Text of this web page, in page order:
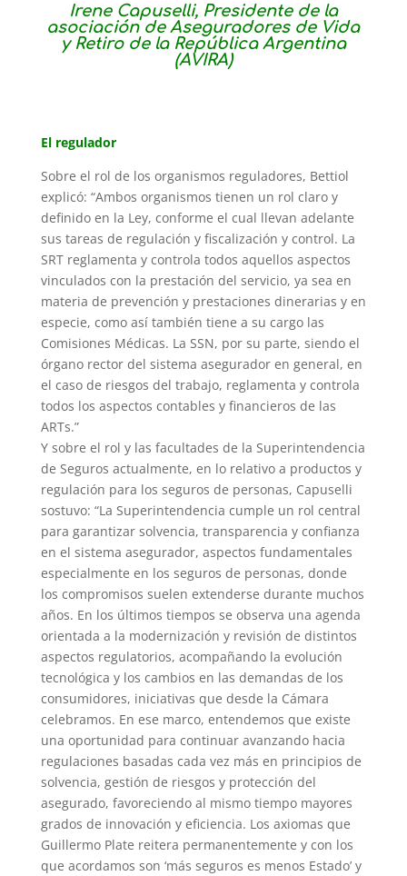
Irene Capuselli, Presidente de la
asociación de Aseguradores de Vida
y Retiro de la República Argentina
(AVIRA)
El regulador
Sobre el rol de los organismos reguladores, Bettiol
explicó: “Ambos organismos tienen un rol claro y
definido en la Ley, conforme el cual llevan adelante
sus tareas de regulación y fiscalización y control. La
SRT reglamenta y controla todos aquellos aspectos
vinculados con la prestación del servicio, ya sea en
materia de prevención y prestaciones dinerarias y en
especie, como así también tiene a su cargo las
Comisiones Médicas. La SSN, por su parte, siendo el
órgano rector del sistema asegurador en general, en
el caso de riesgos del trabajo, reglamenta y controla
todos los aspectos contables y financieros de las
ARTs.”
Y sobre el rol y las facultades de la Superintendencia
de Seguros actualmente, en lo relativo a productos y
regulación para los seguros de personas, Capuselli
sostuvo: “La Superintendencia cumple un rol central
para garantizar solvencia, transparencia y confianza
en el sistema asegurador, aspectos fundamentales
especialmente en los seguros de personas, donde
los compromisos suelen extenderse durante muchos
años. En los últimos tiempos se observa una agenda
orientada a la modernización y revisión de distintos
aspectos regulatorios, acompañando la evolución
tecnológica y los cambios en las demandas de los
consumidores, iniciativas que desde la Cámara
celebramos. En ese marco, entendemos que existe
una oportunidad para continuar avanzando hacia
regulaciones basadas cada vez más en principios de
solvencia, gestión de riesgos y protección del
asegurado, favoreciendo al mismo tiempo mayores
grados de innovación y eficiencia. Los axiomas que
Guillermo Plate reitera permanentemente y con los
que acordamos son ‘más seguros es menos Estado’ y